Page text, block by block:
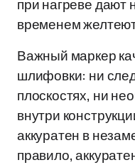
при нагреве дают
временем
Важный маркер
шлифовки: ни
плоскостях, ни
внутри
аккуратен в
правило,